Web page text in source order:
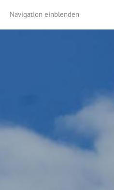
Navigation einblenden